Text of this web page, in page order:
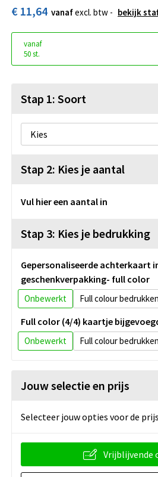
€ 11,64 vanafexcl. btw - bekijk
vanaf
50 st.
Stap 1: Soort
Stap 2: Kies je aantal
Vul hier een aantal in
Stap 3: Kies je bedrukking
Gepersonaliseerde achterkaart
geschenkverpakking- full color
Onbewerkt Full colour
Full color (4/4) kaartje
Onbewerkt Full colour
Jouw selectie en prijs
Selecteer jouw opties voor de
Vrijblijvende